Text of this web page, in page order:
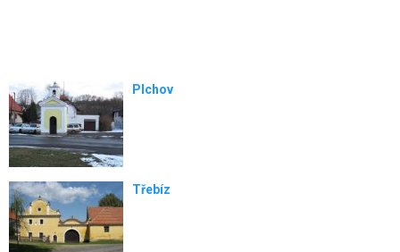
Plchov
Třebíz